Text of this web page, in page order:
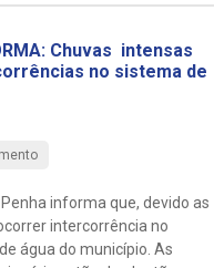
Chuvas intensas
no sistema de
informa que, devido as
intercorrência no
água do município. As